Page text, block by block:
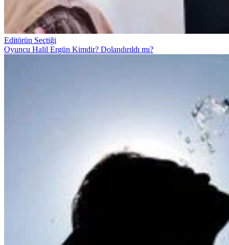
Editörün Seçtiği
Oyuncu Halil Ergün Kimdir? Dolandırıldı mı?